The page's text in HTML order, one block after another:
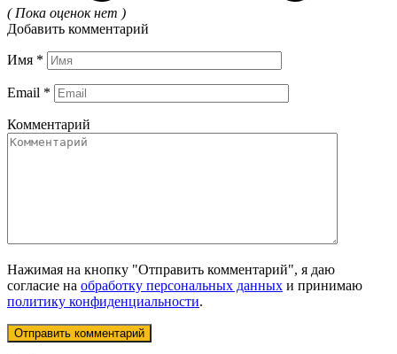
( Пока оценок нет )
Добавить комментарий
Имя *
Email *
Комментарий
Нажимая на кнопку "Отправить комментарий", я даю
согласие на обработку персональных данных и принимаю
политику конфиденциальности.